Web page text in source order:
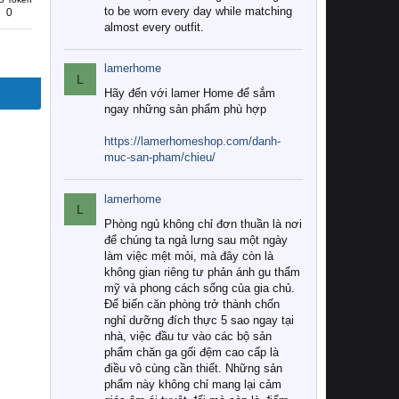
0
to be worn every day while matching
almost every outfit.
L
lamerhome
Hãy đến với lamer Home để sắm
ngay những sản phẩm phù hợp
https://lamerhomeshop.com/danh-
muc-san-pham/chieu/
L
lamerhome
Phòng ngủ không chỉ đơn thuần là nơi
để chúng ta ngả lưng sau một ngày
làm việc mệt mỏi, mà đây còn là
không gian riêng tư phản ánh gu thẩm
mỹ và phong cách sống của gia chủ.
Để biến căn phòng trở thành chốn
nghỉ dưỡng đích thực 5 sao ngay tại
nhà, việc đầu tư vào các bộ sản
phẩm chăn ga gối đệm cao cấp là
điều vô cùng cần thiết. Những sản
phẩm này không chỉ mang lại cảm